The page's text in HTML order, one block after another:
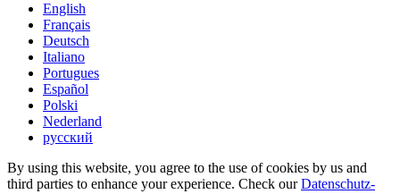
English
Français
Deutsch
Italiano
Portugues
Español
Polski
Nederland
русский
By using this website, you agree to the use of cookies by us and
third parties to enhance your experience. Check ourDatenschutz-